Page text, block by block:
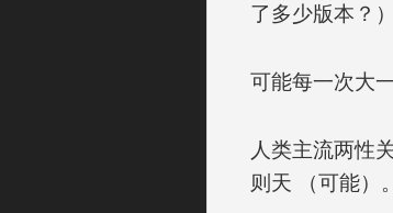
了多少版本？
可能每一次大
人类主流两性
则天 （可能）。